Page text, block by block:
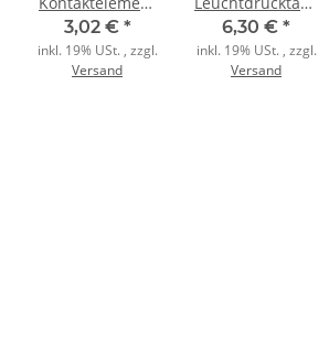
M22-K10 mit
Schraube
3,02 € *
inkl. 19% USt. , zzgl.
Versand
M22-DL-B flach
tastend blau
6,30 € *
inkl. 19% USt. , zzgl.
Versand